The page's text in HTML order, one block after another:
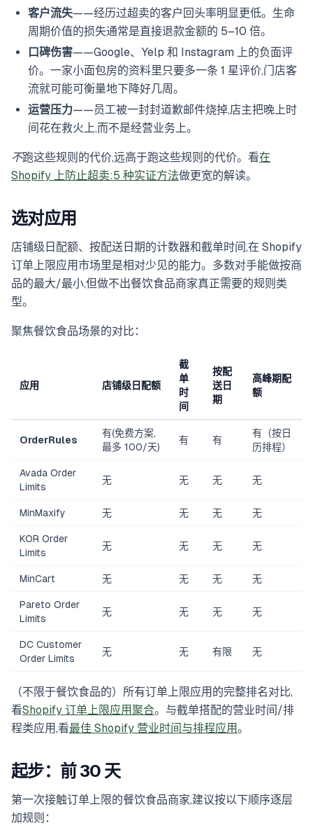
客户流失——经历过超卖的客户回头率明显更低。生命
周期价值的损失通常是直接退款金额的 5–10 倍。
口碑伤害——Google、Yelp 和 Instagram 上的负面评
价。一家小面包房的资料里只要多一条 1 星评价,门店客
流就可能可衡量地下降好几周。
运营压力——员工被一封封道歉邮件烧掉,店主把晚上时
间花在救火上,而不是经营业务上。
不跑这些规则的代价,远高于跑这些规则的代价。看在
Shopify 上防止超卖:5 种实证方法做更宽的解读。
选对应用
店铺级日配额、按配送日期的计数器和截单时间,在 Shopify
订单上限应用市场里是相对少见的能力。多数对手能做按商
品的最大/最小,但做不出餐饮食品商家真正需要的规则类
型。
聚焦餐饮食品场景的对比：
应用 店铺级日配额
截
单
时
间
按配
送日
期
高峰期配
额
OrderRules
有(免费方案,
最多 100/天)
有 有
有（按日
历排程）
Avada Order
Limits
无 无 无 无
MinMaxify 无 无 无 无
KOR Order
Limits
无 无 无 无
MinCart 无 无 无 无
Pareto Order
Limits
无 无 无 无
DC Customer
Order Limits
无 无 有限 无
（不限于餐饮食品的）所有订单上限应用的完整排名对比,
看Shopify 订单上限应用聚合。与截单搭配的营业时间/排
程类应用,看最佳 Shopify 营业时间与排程应用。
起步：前 30 天
第一次接触订单上限的餐饮食品商家,建议按以下顺序逐层
加规则：